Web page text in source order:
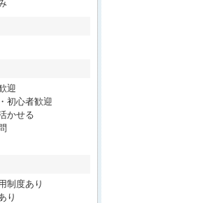
迎
初心者歓迎
かせる
制度あり
り